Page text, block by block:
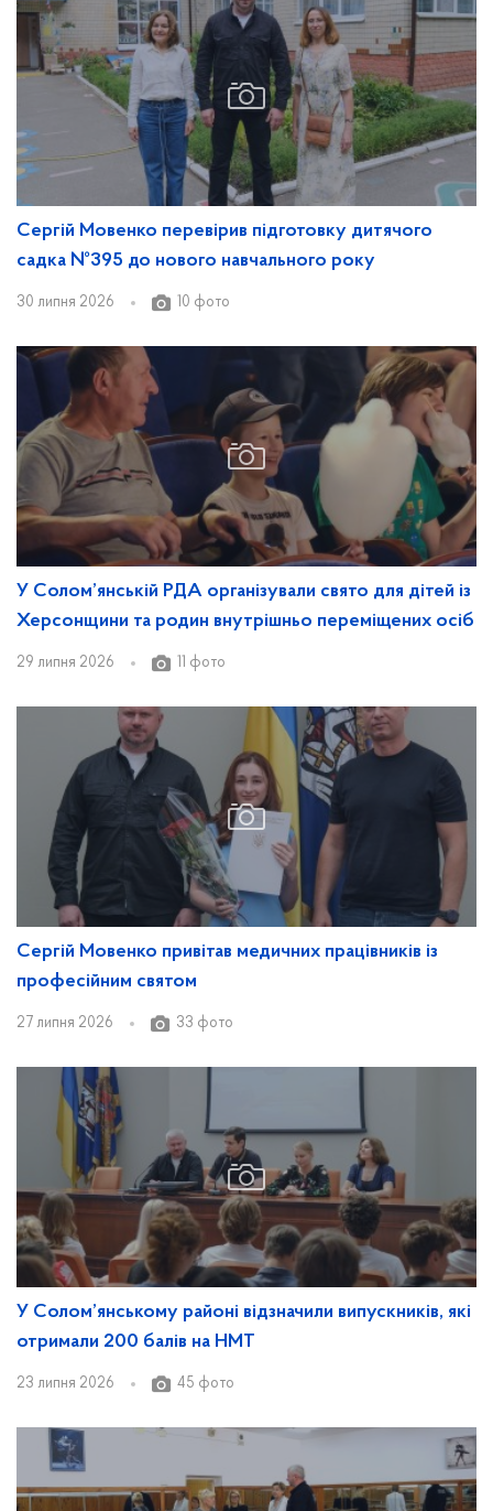
Сергій Мовенко перевірив підготовку дитячого
садка №395 до нового навчального року
30 липня 2026 10 фото
У Солом’янській РДА організували свято для дітей із
Херсонщини та родин внутрішньо переміщених осіб
29 липня 2026 11 фото
Сергій Мовенко привітав медичних працівників із
професійним святом
27 липня 2026 33 фото
У Солом’янському районі відзначили випускників, які
отримали 200 балів на НМТ
23 липня 2026 45 фото